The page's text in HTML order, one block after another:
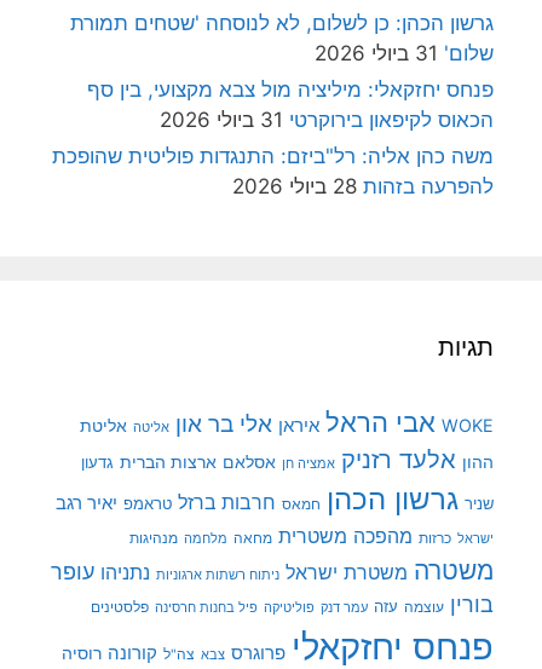
גרשון הכהן: כן לשלום, לא לנוסחה 'שטחים תמורת
שלום' 31 ביולי 2026
פנחס יחזקאלי: מיליציה מול צבא מקצועי, בין סף
הכאוס לקיפאון בירוקרטי 31 ביולי 2026
משה כהן אליה: רל"ביזם: התנגדות פוליטית שהופכת
להפרעה בזהות 28 ביולי 2026
תגיות
WOKE אבי הראל איראן אלי בר און אליטה אליטת
ההון אלעד רזניק אמציה חן אסלאם ארצות הברית גדעון
שניר גרשון הכהן חמאס חרבות ברזל טראמפ יאיר רגב
ישראל כרזות מהפכה משטרית מחאה מלחמה מנהיגות
משטרה משטרת ישראל ניתוח רשתות ארגוניות נתניהו עופר
בורין עוצמה עזה עמר דנק פוליטיקה פיל בחנות חרסינה פלסטינים
פנחס יחזקאלי פרוגרס צבא צה"ל קורונה רוסיה